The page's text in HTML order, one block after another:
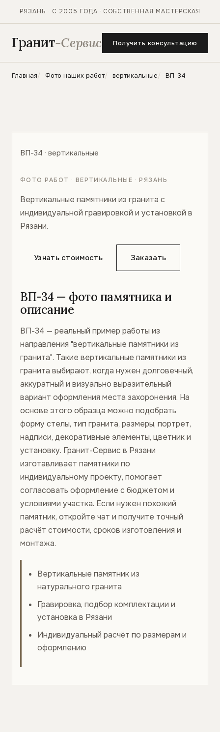
РЯЗАНЬ · С 2005 ГОДА · СОБСТВЕННАЯ МАСТЕРСКАЯ
Гранит-Сервис Получить консультацию
Главная Фото наших работ вертикальные ВП-34
ВП-34 · вертикальные
ФОТО РАБОТ · ВЕРТИКАЛЬНЫЕ · РЯЗАНЬ
Вертикальные памятники из гранита с
индивидуальной гравировкой и установкой в
Рязани.
Узнать стоимость Заказать
ВП-34 — фото памятника и
описание
ВП-34 — реальный пример работы из
направления "вертикальные памятники из
гранита". Такие вертикальные памятники из
гранита выбирают, когда нужен долговечный,
аккуратный и визуально выразительный
вариант оформления места захоронения. На
основе этого образца можно подобрать
форму стелы, тип гранита, размеры, портрет,
надписи, декоративные элементы, цветник и
установку. Гранит-Сервис в Рязани
изготавливает памятники по
индивидуальному проекту, помогает
согласовать оформление с бюджетом и
условиями участка. Если нужен похожий
памятник, откройте чат и получите точный
расчёт стоимости, сроков изготовления и
монтажа.
Вертикальные памятник из
натурального гранита
Гравировка, подбор комплектации и
установка в Рязани
Индивидуальный расчёт по размерам и
оформлению